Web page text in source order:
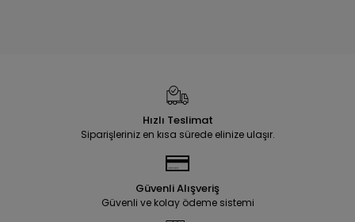
Hızlı Teslimat
Siparişleriniz en kısa sürede elinize ulaşır.
Güvenli Alışveriş
Güvenli ve kolay ödeme sistemi